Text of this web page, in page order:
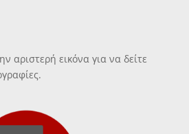
αριστερή εικόνα για να δείτε